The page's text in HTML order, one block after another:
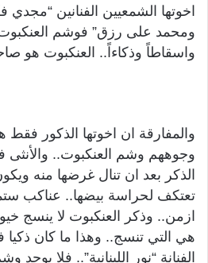
اخوتها الشمعيين الفنانين “مجدي
ومحمد على رزق” فوشم العنكبوت
واسقاطاً وذكاءاً.. العنكبوت هو
والمفارقة ان اخوتها الذكور
وجوههم وشم العنكبوت.. والأنثى
الذكر بعد ان تنال غرضها منه
تعتكف لحراسة بيضها.. عناكب
ازمن.. وذكر العنكبوت لا ينسج
هي التي تنسج.. وهذا ما كان
الفنانة “نور اللبنانية”.. فلا